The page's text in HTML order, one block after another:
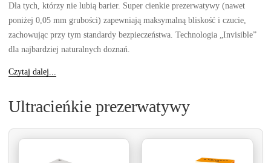
Dla tych, którzy nie lubią barier. Super cienkie prezerwatywy (nawet
poniżej 0,05 mm grubości) zapewniają maksymalną bliskość i czucie,
zachowując przy tym standardy bezpieczeństwa. Technologia „Invisible”
dla najbardziej naturalnych doznań.
Czytaj dalej...
Ultracieńkie prezerwatywy